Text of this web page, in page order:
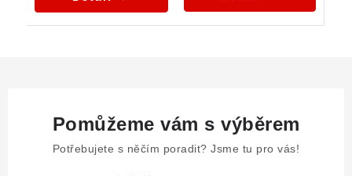
Pomůžeme vám s výběrem
Potřebujete s něčím poradit? Jsme tu pro vás!